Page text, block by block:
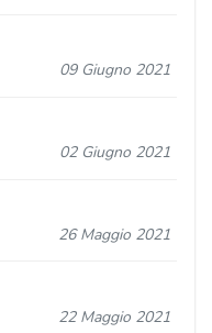
09 Giugno 2021
02 Giugno 2021
26 Maggio 2021
22 Maggio 2021